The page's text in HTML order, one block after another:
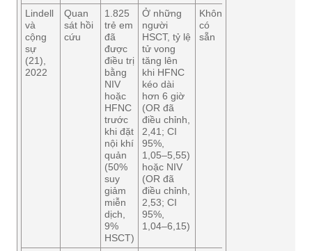
Lindell
và
cộng
sự
(21),
2022
Quan
sát hồi
cứu
1.825
trẻ em
đã
được
điều trị
bằng
NIV
hoặc
HFNC
trước
khi đặt
nội khí
quản
(50%
suy
giảm
miễn
dịch,
9%
HSCT)
Ở những
người
HSCT, tỷ lệ
tử vong
tăng lên
khi HFNC
kéo dài
hơn 6 giờ
(OR đã
điều chỉnh,
2,41; CI
95%,
1,05–5,55)
hoặc NIV
(OR đã
điều chỉnh,
2,53; CI
95%,
1,04–6,15)
Không
có
sẵn